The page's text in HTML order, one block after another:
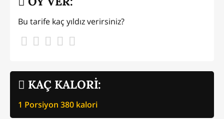
KAÇ KALORİ:
1 Porsiyon 380 kalori
Bu tarife kaç yıldız verirsiniz?